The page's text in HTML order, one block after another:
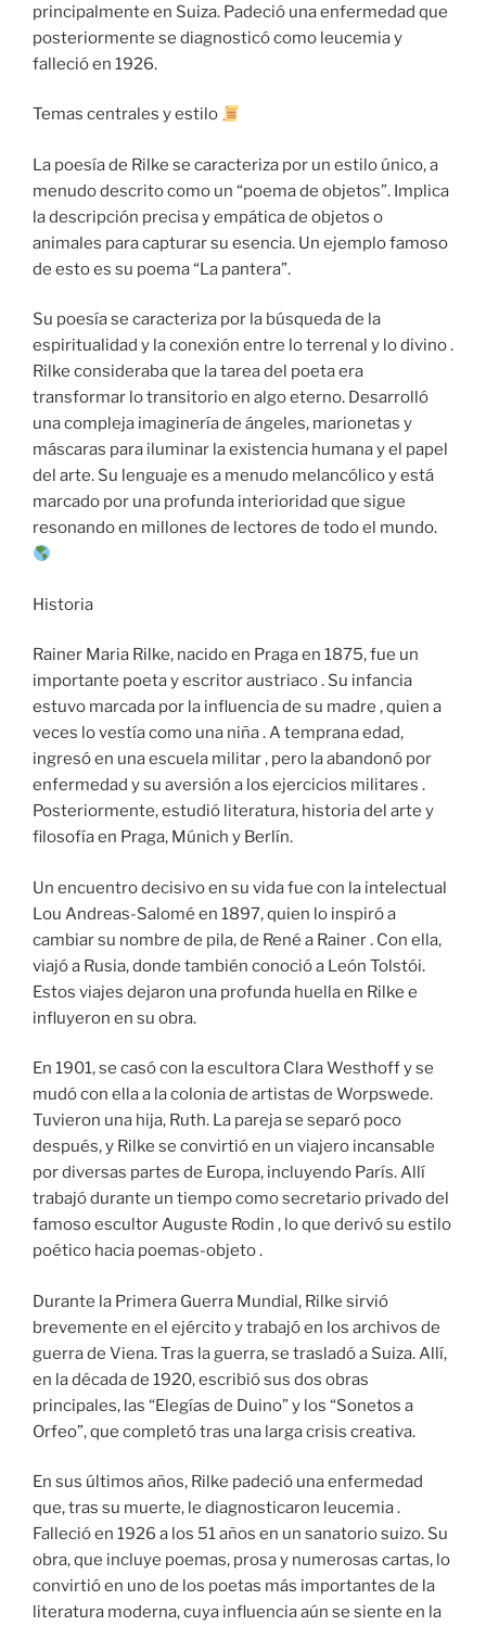
principalmente en Suiza. Padeció una enfermedad que
posteriormente se diagnosticó como leucemia y
falleció en 1926.
Temas centrales y estilo
La poesía de Rilke se caracteriza por un estilo único, a
menudo descrito como un “poema de objetos”. Implica
la descripción precisa y empática de objetos o
animales para capturar su esencia. Un ejemplo famoso
de esto es su poema “La pantera”.
Su poesía se caracteriza por la búsqueda de la
espiritualidad y la conexión entre lo terrenal y lo divino .
Rilke consideraba que la tarea del poeta era
transformar lo transitorio en algo eterno. Desarrolló
una compleja imaginería de ángeles, marionetas y
máscaras para iluminar la existencia humana y el papel
del arte. Su lenguaje es a menudo melancólico y está
marcado por una profunda interioridad que sigue
resonando en millones de lectores de todo el mundo.
Historia
Rainer Maria Rilke, nacido en Praga en 1875, fue un
importante poeta y escritor austriaco . Su infancia
estuvo marcada por la influencia de su madre , quien a
veces lo vestía como una niña . A temprana edad,
ingresó en una escuela militar , pero la abandonó por
enfermedad y su aversión a los ejercicios militares .
Posteriormente, estudió literatura, historia del arte y
filosofía en Praga, Múnich y Berlín.
Un encuentro decisivo en su vida fue con la intelectual
Lou Andreas-Salomé en 1897, quien lo inspiró a
cambiar su nombre de pila, de René a Rainer . Con ella,
viajó a Rusia, donde también conoció a León Tolstói.
Estos viajes dejaron una profunda huella en Rilke e
influyeron en su obra.
En 1901, se casó con la escultora Clara Westhoff y se
mudó con ella a la colonia de artistas de Worpswede.
Tuvieron una hija, Ruth. La pareja se separó poco
después, y Rilke se convirtió en un viajero incansable
por diversas partes de Europa, incluyendo París. Allí
trabajó durante un tiempo como secretario privado del
famoso escultor Auguste Rodin , lo que derivó su estilo
poético hacia poemas-objeto .
Durante la Primera Guerra Mundial, Rilke sirvió
brevemente en el ejército y trabajó en los archivos de
guerra de Viena. Tras la guerra, se trasladó a Suiza. Allí,
en la década de 1920, escribió sus dos obras
principales, las “Elegías de Duino” y los “Sonetos a
Orfeo”, que completó tras una larga crisis creativa.
En sus últimos años, Rilke padeció una enfermedad
que, tras su muerte, le diagnosticaron leucemia .
Falleció en 1926 a los 51 años en un sanatorio suizo. Su
obra, que incluye poemas, prosa y numerosas cartas, lo
convirtió en uno de los poetas más importantes de la
literatura moderna, cuya influencia aún se siente en la